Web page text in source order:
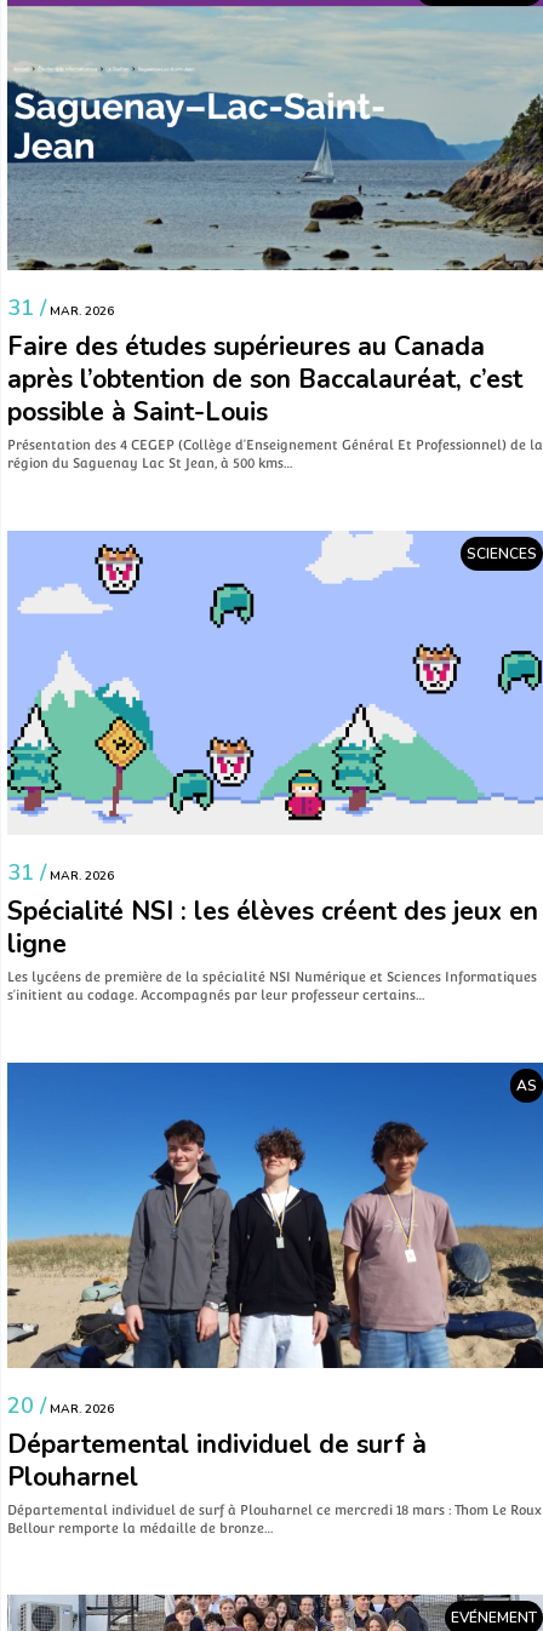
31 / MAR. 2026
Faire des études supérieures au Canada
après l’obtention de son Baccalauréat, c’est
possible à Saint-Louis
Présentation des 4 CEGEP (Collège d’Enseignement Général Et Professionnel) de la
région du Saguenay Lac St Jean, à 500 kms…
SCIENCES
31 / MAR. 2026
Spécialité NSI : les élèves créent des jeux en
ligne
Les lycéens de première de la spécialité NSI Numérique et Sciences Informatiques
s’initient au codage. Accompagnés par leur professeur certains…
AS
20 / MAR. 2026
Départemental individuel de surf à
Plouharnel
Départemental individuel de surf à Plouharnel ce mercredi 18 mars : Thom Le Roux
Bellour remporte la médaille de bronze…
EVÉNEMENT